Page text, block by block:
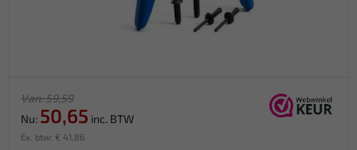
Van: 59,59
Nu: 50,65 inc. BTW
Ex. btw: € 41,86